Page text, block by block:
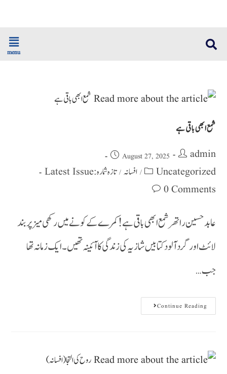
menu
شمع ابھی باقی ہے
admin
August 27, 2025
Uncategorized
/ افسانہ / تازہ شمارہ : Latest Issue
0 Comments
عابد حسین راتھر شمع ابھی باقی ہے! کمرے کے کونے میں رکھی میز پر بند
لائٹ اور گرد آلود کتابیں شازیہ کی زندگی کا آئینہ تھیں۔ ایک زمانہ تھا
جب…
Continue Reading